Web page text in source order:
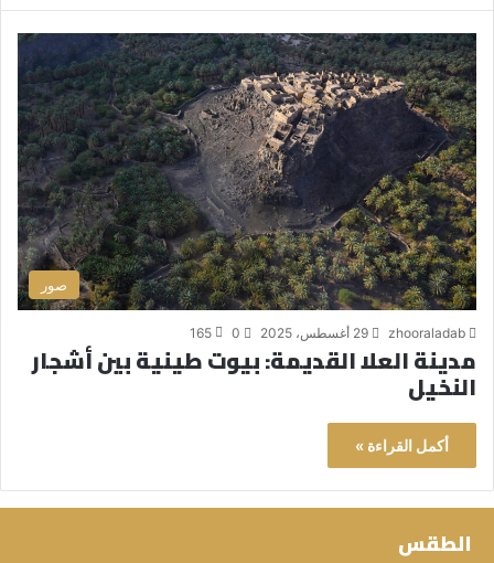
صور
zhooraladab 29 أغسطس، 2025 0
165
مدينة العلا القديمة: بيوت طينية بين أشجار
النخيل
أكمل القراءة »
الطقس